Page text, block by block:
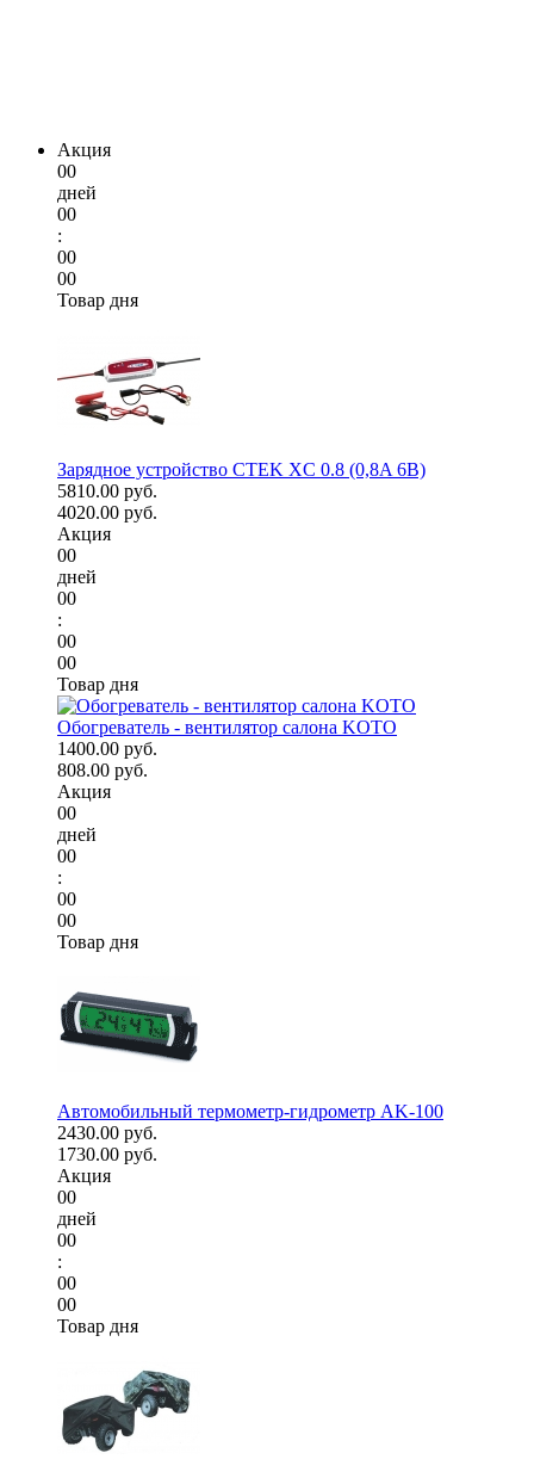
Акция
00
дней
00
:
00
00
Товар дня
Зарядное устройство CTEK XC 0.8 (0,8A 6В)
5810.00 руб.
4020.00 руб.
Акция
00
дней
00
:
00
00
Товар дня
Обогреватель - вентилятор салона KOTO
1400.00 руб.
808.00 руб.
Акция
00
дней
00
:
00
00
Товар дня
Автомобильный термометр-гидрометр AK-100
2430.00 руб.
1730.00 руб.
Акция
00
дней
00
:
00
00
Товар дня